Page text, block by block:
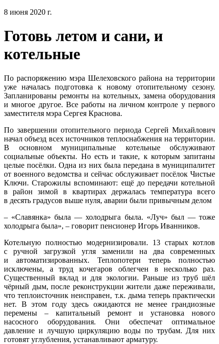
8 июня 2020 г.
Готовь летом и сани, и
котельные
По распоряжению мэра Шелеховского района на территории
уже началась подготовка к новому отопительному сезону.
Запланированы ремонты на котельных, замена оборудования
и многое другое. Все работы на личном контроле у первого
заместителя мэра Сергея Краснова.
По завершении отопительного периода Сергей Михайлович
начал объезд всех источников теплоснабжения на территории.
В основном муниципальные котельные обслуживают
социальные объекты. Но есть и такие, к которым запитаны
целые посёлки. Одна из них была передана в муниципалитет
от военного ведомства и сейчас обслуживает посёлок Чистые
Ключи. Старожилы вспоминают: ещё до передачи котельной
в район зимой в квартирах держалась температура всего
в десять градусов выше нуля, аварии были привычным делом
– «Славянка» была — холодрыга была. «Луч» был — тоже
холодрыга была», – говорит пенсионер Игорь Иванников.
Котельную полностью модернизировали. 13 старых котлов
с ручной загрузкой угля заменили на два современных
и автоматизированных. Теплопотери теперь полностью
исключены, а труд кочегаров облегчен в несколько раз.
Существенный вклад и для экологии. Раньше из труб шёл
чёрный дым, после реконструкции жители даже переживали,
что теплоисточник неисправен, т.к. дыма теперь практически
нет. В этом году здесь ожидаются не менее грандиозные
перемены – капитальный ремонт и установка нового
насосного оборудования. Они обеспечат оптимальное
давление и лучшую циркуляцию воды по трубам. Для них
готовят углубления, устанавливают арматуру.